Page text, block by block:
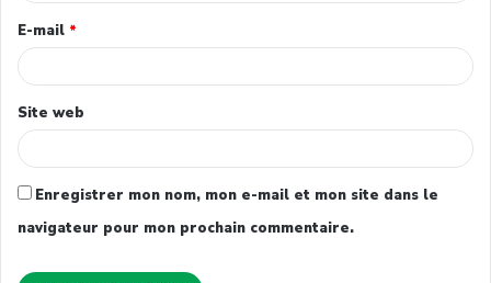
E-mail *
Site web
Enregistrer mon nom, mon e-mail et mon site dans le
navigateur pour mon prochain commentaire.